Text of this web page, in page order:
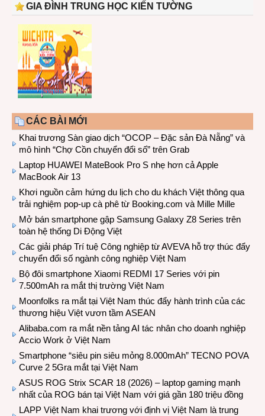
GIA ĐÌNH TRUNG HỌC KIẾN TƯỜNG
CÁC BÀI MỚI
Khai trương Sàn giao dịch “OCOP – Đặc sản Đà Nẵng” và
mô hình “Chợ Cồn chuyển đổi số” trên Grab
Laptop HUAWEI MateBook Pro S nhẹ hơn cả Apple
MacBook Air 13
Khơi nguồn cảm hứng du lịch cho du khách Việt thông qua
trải nghiệm pop-up cà phê từ Booking.com và Mille Mille
Mở bán smartphone gập Samsung Galaxy Z8 Series trên
toàn hệ thống Di Động Việt
Các giải pháp Trí tuệ Công nghiệp từ AVEVA hỗ trợ thúc đẩy
chuyển đổi số ngành công nghiệp Việt Nam
Bộ đôi smartphone Xiaomi REDMI 17 Series với pin
7.500mAh ra mắt thị trường Việt Nam
Moonfolks ra mắt tại Việt Nam thúc đẩy hành trình của các
thương hiệu Việt vươn tầm ASEAN
Alibaba.com ra mắt nền tảng AI tác nhân cho doanh nghiệp
Accio Work ở Việt Nam
Smartphone “siêu pin siêu mỏng 8.000mAh” TECNO POVA
Curve 2 5Gra mắt tại Việt Nam
ASUS ROG Strix SCAR 18 (2026) – laptop gaming mạnh
nhất của ROG bán tại Việt Nam với giá gần 180 triệu đồng
LAPP Việt Nam khai trương với định vị Việt Nam là trung